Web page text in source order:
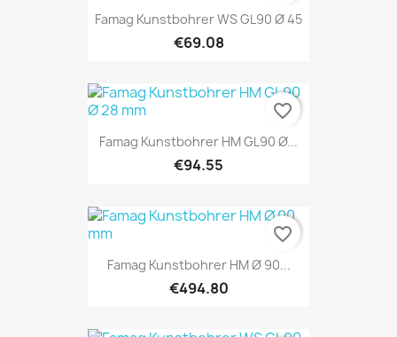
Famag Kunstbohrer WS GL90 Ø 45
€69.08
Famag Kunstbohrer HM GL90 Ø...
€94.55
favorite_border
Famag Kunstbohrer HM Ø 90...
€494.80
favorite_border